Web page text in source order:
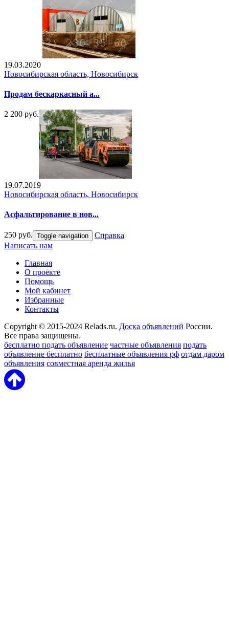
19.03.2020
Новосибирская область, Новосибирск
Продам бескаркасный а...
2 200 руб.
19.07.2019
Новосибирская область, Новосибирск
Асфальтирование в нов...
250 руб. Toggle navigation
Справка
Написать нам
Главная
О проекте
Помощь
Мой кабинет
Избранные
Контакты
Copyright © 2015-2024 Relads.ru. Доска объявлений России.
Все права защищены.
бесплатно подать объявление частные объявления подать
объявление бесплатно бесплатные объявления рф отдам даром
объявления совместная аренда жилья